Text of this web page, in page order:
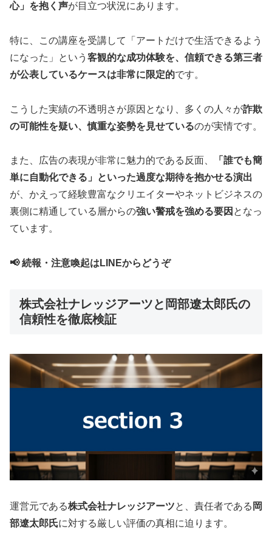
心」を抱く声が目立つ状況にあります。
特に、この講座を受講して「アートだけで生活できるよう
になった」という 客観的な成功体験を、信頼できる第三者
が公表しているケースは非常に限定的です。
こうした実績の不透明さが原因となり、多くの人々が詐欺
の可能性を疑い、慎重な姿勢を見せているのが実情です。
また、広告の表現が非常に魅力的である反面、
「誰でも簡
単に自動化できる」といった過度な期待を抱かせる演出
が、かえって経験豊富なクリエイターやネットビジネスの
裏側に精通している層からの強い警戒を強める要因 となっ
ています。
📢 続報・注意喚起はLINEからどうぞ
株式会社ナレッジアーツと岡部遼太郎氏の
信頼性を徹底検証
運営元である株式会社ナレッジアーツと、責任者である 岡
部遼太郎氏に対する厳しい評価の真相に迫ります。